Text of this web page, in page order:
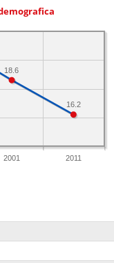
2001 2011
16.2
18.6